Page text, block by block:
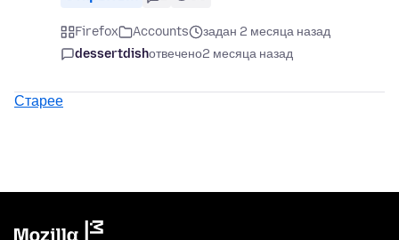
Firefox Accounts
задан 2 месяца назад
dessertdishотвечено2 месяца назад
Старее